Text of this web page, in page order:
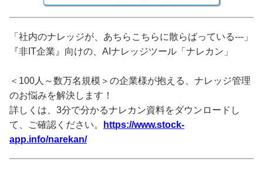
「社内のナレッジが、あちらこちらに散らばっている---」
『非IT企業』向けの、AIナレッジツール「ナレカン」
＜100人～数万名規模＞の企業様が抱える、ナレッジ管理
のお悩みを解決します！
詳しくは、3分で分かるナレカン資料をダウンロードし
て、ご確認ください。
https://www.stock-
app.info/narekan/